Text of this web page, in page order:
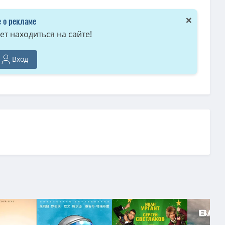
(3.84 GB, сидов: 1)
(1.37 GB, сидов: 1)
сидов: 1)
×
о рекламе
находиться на сайте!
Вход